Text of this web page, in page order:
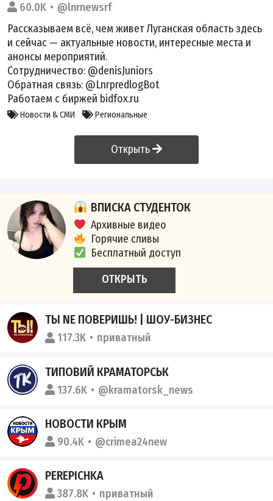
60.0K
@lnrnewsrf
Рассказываем всё, чем живет Луганская область здесь
и сейчас — актуальные новости, интересные места и
анонсы мероприятий.
Сотрудничество: @denisJuniors
Обратная связь: @LnrpredlogBot
Работаем с биржей bidfox.ru
Новости & СМИ Региональные
Открыть
ВПИСКА СТУДЕНТОК
Архивные видео
Горячие сливы
Бесплатный доступ
ОТКРЫТЬ
ТЫ NE ПОВЕРИШЬ! | ШОУ-БИЗНЕС
117.3K приватный
ТИПОВИЙ КРАМАТОРСЬК
137.6K @kramatorsk_news
НОВОСТИ КРЫМ
90.4K @crimea24new
PEREPICHKA
387.8K приватный